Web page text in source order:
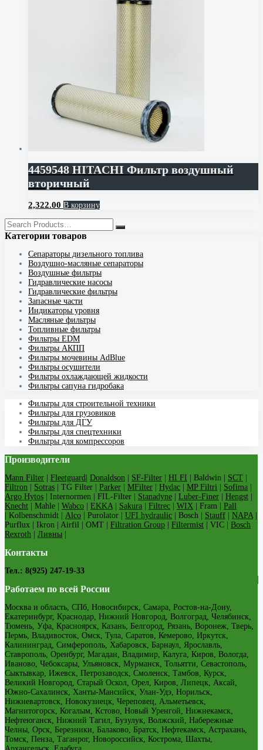
4459548 HITACHI Фильтр воздушный
вторичный
2,322.00 В корзину
Категории товаров
Cепараторы дизельного топлива
Воздушно-масляные сепараторы
Воздушные фильтры
Гидравлические насосы
Гидравлические фильтры
Запасные части
Индикаторы уровня
Масляные фильтры
Топливные фильтры
Фильтры EDM
Фильтры АКПП
Фильтры мочевины AdBlue
Фильтры осушители
Фильтры охлаждающей жидкости
Фильтры сапуна гидробака
Фильтры для строительной техники
Фильтры для грузовиков
Фильтры для ДГУ
Фильтры для спецтехники
Фильтры для компрессоров
Производители
Mann Filter Fleetguard Donaldson SF-Filter HI FI | Baldwin | SCT
Filtron
Sotras | TG Filter | Parker MFilter Hydac MP Filtri Sofima
Argo Hytos | Internormen | FIL-Filter | Stanadyne Luber-Finer Hengst
Knecht | Mahle | Wabco EKKA Sakura Filtrec WIX | Fram | Pall
| Kolbenschmidt | Alco | Purolator | UFI hydraulic | Bosch | Stauff NAPA
Purflux | Ikron | Airfil | OMT | Filtration Group Filtermist | VIC | Bosch
Rexroth
Ливны
Контакты
Тел.: 8(925) 247-19-33
Работаем по всей России
Москва и область, СПб, Новосибирск, Самара, Ростов-на-Дону,
Екатеринбург, Краснодар, Нижний Новгород, Волгоград, Челябинск,
Тюмень, Уфа, Красноярск, Казань, Белгород, Рязань, Воронеж, Тверь,
Пермь, Владивосток, Омск, Тула, Саратов, Кемерово, Иркутск,
Калининград, Симферополь, Хабаровск, Барнаул, Ярославль,
Ставрополь, Оренбург, Магадан, Владимир, Калуга, Киров, Вологда,
Иваново, Чебоксары, Ульяновск, Мурманск, Тольятти, Севастополь,
Сыктывкар, Ижевск, Петрозаводск, Смоленск, Тамбов, Курск,
Великий Новгород, Старый Оскол, Орел, Киров, Липецк, Аксай,
Южно-Сахалинск, Ханты-Мансийск, Улан-Удэ, Норильск,
Нижневартовск, Новокузнецк, Череповец, Альметьевск,
Магнитогорск, Когалым, Кстово, Новый Уренгой, Нижнекамск,
Нефтеюганск, Нижний Тагил, Бузулук, Волжский, Набережные
Челны, Орск, Березники, Балаково, Братск, Нефтекамск, Астрахань,
Томск, Пенза, Таганрог, Новороссийск, Кострома, Шахты,